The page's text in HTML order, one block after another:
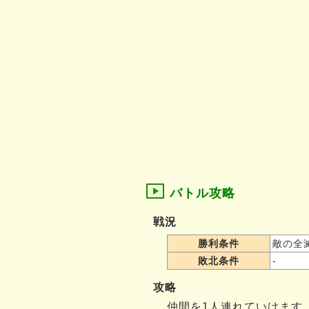
バトル攻略
戦況
勝利条件
敵の全
敗北条件
-
攻略
仲間を1人連れていけます